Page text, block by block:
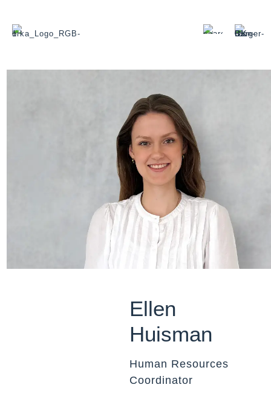
Ellen
Huisman
Human Resources
Coordinator